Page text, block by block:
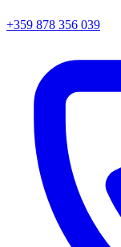
+359 878 356 039